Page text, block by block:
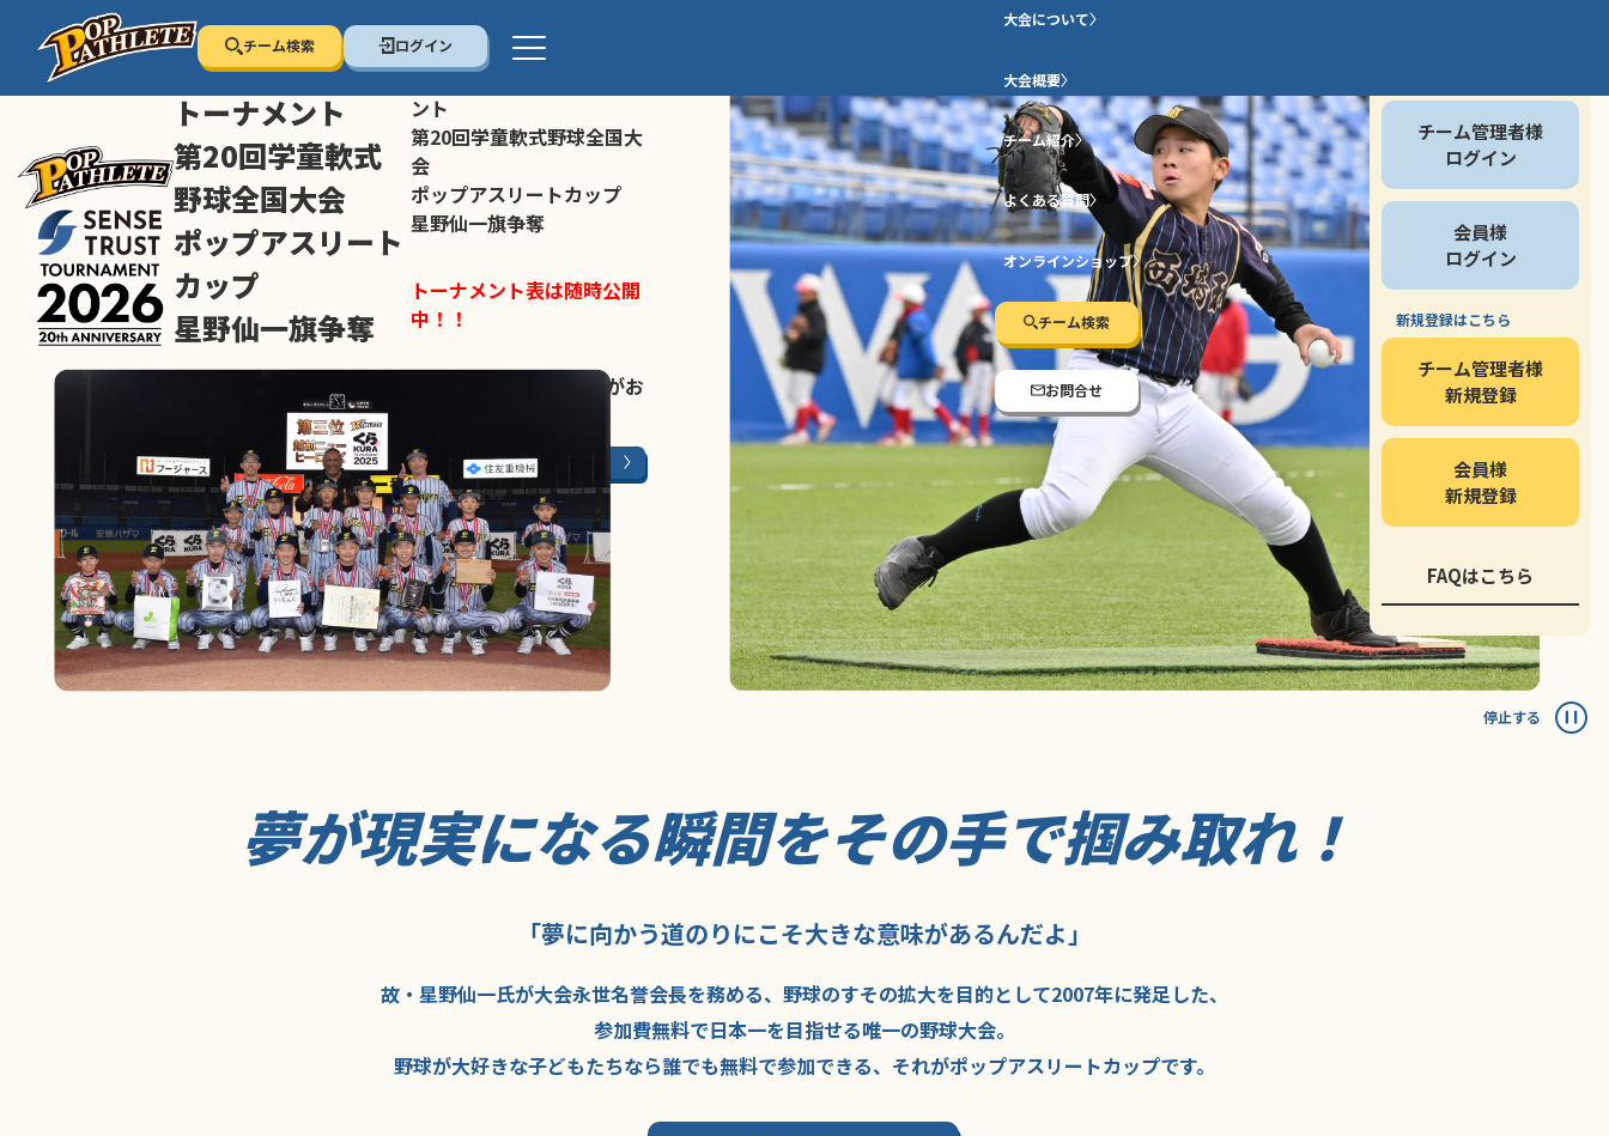
チーム検索 ログイン
大会について
大会概要
チーム紹介
よくある質問
オンラインショップ
チーム検索
お問合せ
停止する
センス・トラスト
トーナメント
第20回学童軟式
野球全国大会
ポップアスリート
カップ
星野仙一旗争奪
トーナメント表は随時公開
センス・トラストトーナメ
ント
第20回学童軟式野球全国大
会
ポップアスリートカップ
星野仙一旗争奪
トーナメント表は随時公開
中！！
がお
大会ページはこちら
チーム管理者様
ログイン
会員様
ログイン
新規登録はこちら
チーム管理者様
新規登録
会員様
新規登録
FAQはこちら
夢が現実になる瞬間をその手で掴み取れ！
「夢に向かう道のりにこそ大きな意味があるんだよ」
故・星野仙一氏が大会永世名誉会長を務める、野球のすその拡大を目的として2007年に発足した、
参加費無料で日本一を目指せる唯一の野球大会。
野球が大好きな子どもたちなら誰でも無料で参加できる、 それがポップアスリートカップです。